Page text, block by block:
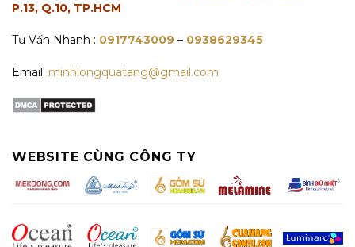
P.13, Q.10, TP.HCM
Tư Vấn Nhanh : 0917743009 – 0938629345
Email: minhlongquatang@gmail.com
WEBSITE CÙNG CÔNG TY